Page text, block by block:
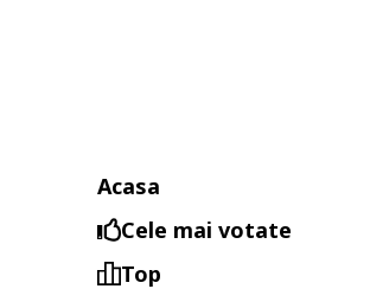
Acasa
Cele mai votate
Top